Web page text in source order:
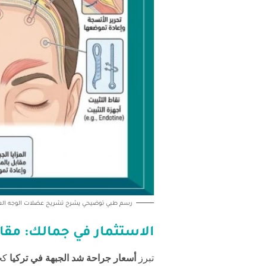
رسم طبي توضيحي يشرح تشريح عضلات الوجه
الاستثمار في جمالك:
تبرز أسعار جراحة شد الجبهة في تركيا